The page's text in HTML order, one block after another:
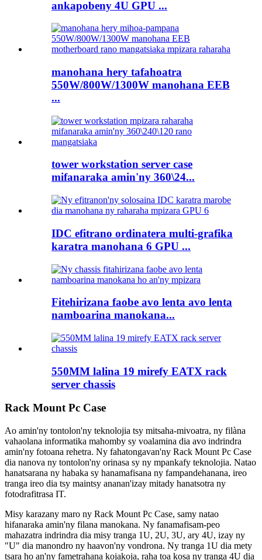
ankapobeny 4U GPU ...
manohana hery tafahoatra
550W/800W/1300W manohana EEB
...
tower workstation server case
mifanaraka amin'ny 360\24...
IDC efitrano ordinatera multi-grafika
karatra manohana 6 GPU ...
Fitehirizana faobe avo lenta avo lenta
namboarina manokana...
550MM lalina 19 mirefy EATX rack
server chassis
Rack Mount Pc Case
Ao amin'ny tontolon'ny teknolojia tsy mitsaha-mivoatra, ny filàna
vahaolana informatika mahomby sy voalamina dia avo indrindra
amin'ny fotoana rehetra. Ny fahatongavan'ny Rack Mount Pc Case
dia nanova ny tontolon'ny orinasa sy ny mpankafy teknolojia. Natao
hanatsarana ny habaka sy hanamafisana ny fampandehanana, ireo
tranga ireo dia tsy maintsy ananan'izay mitady hanatsotra ny
fotodrafitrasa IT.
Misy karazany maro ny Rack Mount Pc Case, samy natao
hifanaraka amin'ny filana manokana. Ny fanamafisam-peo
mahazatra indrindra dia misy tranga 1U, 2U, 3U, ary 4U, izay ny
"U" dia manondro ny haavon'ny vondrona. Ny tranga 1U dia mety
tsara ho an'ny fametrahana kojakoja, raha toa kosa ny tranga 4U dia